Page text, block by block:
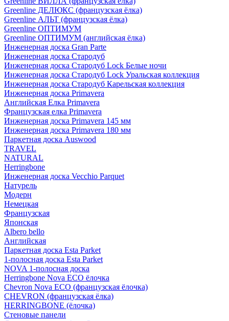
Greenline ДЕЛЮКС (французская ёлка)
Greenline АЛЬТ (французская ёлка)
Greenline ОПТИМУМ
Greenline ОПТИМУМ (английская ёлка)
Инженерная доска Gran Parte
Инженерная доска Стародуб
Инженерная доска Стародуб Lock Белые ночи
Инженерная доска Стародуб Lock Уральская коллекция
Инженерная доска Стародуб Карельская коллекция
Инженерная доска Primavera
Английская Елка Primavera
Французская елка Primavera
Инженерная доска Primavera 145 мм
Инженерная доска Primavera 180 мм
Паркетная доска Auswood
TRAVEL
NATURAL
Herringbone
Инженерная доска Vecchio Parquet
Натурель
Модерн
Немецкая
Французская
Японская
Albero bello
Английская
Паркетная доска Esta Parket
1-полосная доска Esta Parket
NOVA 1-полосная доска
Herringbone Nova ECO ёлочка
Chevron Nova ECO (французская ёлочка)
CHEVRON (французская ёлка)
HERRINGBONE (ёлочка)
Стеновые панели